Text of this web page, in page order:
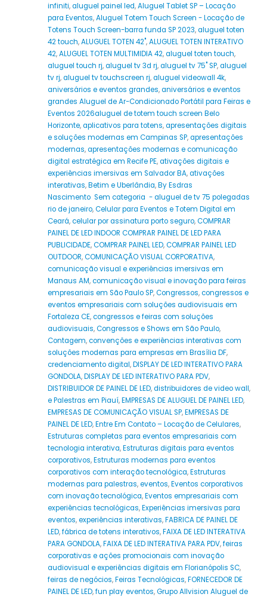
infiniti,aluguel painel led,Aluguel Tablet SP – Locação
para Eventos,Aluguel Totem Touch Screen - Locação de
Totens Touch Screen-barra funda SP 2023,aluguel toten
42 touch,ALUGUEL TOTEN 42",ALUGUEL TOTEN INTERATIVO
42,ALUGUEL TOTEN MULTIMIDIA 42,aluguel toten touch,
aluguel touch rj,aluguel tv 3d rj,aluguel tv 75" SP,aluguel
tv rj,aluguel tv touchscreen rj,aluguel videowall 4k,
aniversários e eventos grandes,aniversários e eventos
grandes Aluguel de Ar-Condicionado Portátil para Feiras e
Eventos 2026aluguel de totem touch screen Belo
Horizonte,aplicativos para totens,apresentações digitais
e soluções modernas em Campinas SP,apresentações
modernas,apresentações modernas e comunicação
digital estratégica em Recife PE,ativações digitais e
experiências imersivas em Salvador BA,ativações
interativas,Betim e Uberlândia,By Esdras
Nascimento Sem categoria - aluguel de tv 75 polegadas
rio de janeiro,Celular para Eventos e Totem Digital em
Ceará,celular por assinatura porto seguro,COMPRAR
PAINEL DE LED INDOOR COMPRAR PAINEL DE LED PARA
PUBLICIDADE,COMPRAR PAINEL LED,COMPRAR PAINEL LED
OUTDOOR,COMUNICAÇÃO VISUAL CORPORATIVA,
comunicação visual e experiências imersivas em
Manaus AM,comunicação visual e inovação para feiras
empresariais em São Paulo SP,Congressos,congressos e
eventos empresariais com soluções audiovisuais em
Fortaleza CE,congressos e feiras com soluções
audiovisuais,Congressos e Shows em São Paulo,
Contagem,convenções e experiências interativas com
soluções modernas para empresas em Brasília DF,
credenciamento digital,DISPLAY DE LED INTERATIVO PARA
GONDOLA,DISPLAY DE LED INTERATIVO PARA PDV,
DISTRIBUIDOR DE PAINEL DE LED,distribuidores de video wall,
e Palestras em Piauí,EMPRESAS DE ALUGUEL DE PAINEL LED,
EMPRESAS DE COMUNICAÇÃO VISUAL SP,EMPRESAS DE
PAINEL DE LED,Entre Em Contato – Locação de Celulares,
Estruturas completas para eventos empresariais com
tecnologia interativa,Estruturas digitais para eventos
corporativos,Estruturas modernas para eventos
corporativos com interação tecnológica,Estruturas
modernas para palestras,eventos,Eventos corporativos
com inovação tecnológica,Eventos empresariais com
experiências tecnológicas,Experiências imersivas para
eventos,experiências interativas,FABRICA DE PAINEL DE
LED,fábrica de totens interativos,FAIXA DE LED INTERATIVA
PARA GONDOLA,FAIXA DE LED INTERATIVA PARA PDV,feiras
corporativas e ações promocionais com inovação
audiovisual e experiências digitais em Florianópolis SC,
feiras de negócios,Feiras Tecnológicas,FORNECEDOR DE
PAINEL DE LED,fun play eventos,Grupo Allvision Aluguel de